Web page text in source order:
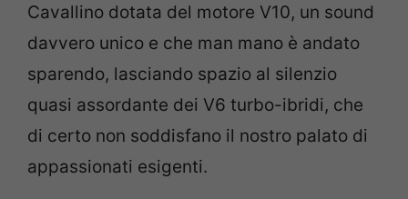
Cavallino dotata del motore V10, un sound
davvero unico e che man mano è andato
sparendo, lasciando spazio al silenzio
quasi assordante dei V6 turbo-ibridi, che
di certo non soddisfano il nostro palato di
appassionati esigenti.